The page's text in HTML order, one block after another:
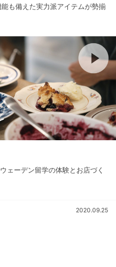
も備えた実力派アイテムが勢揃
ェーデン留学の体験とお店づく
2020.09.25